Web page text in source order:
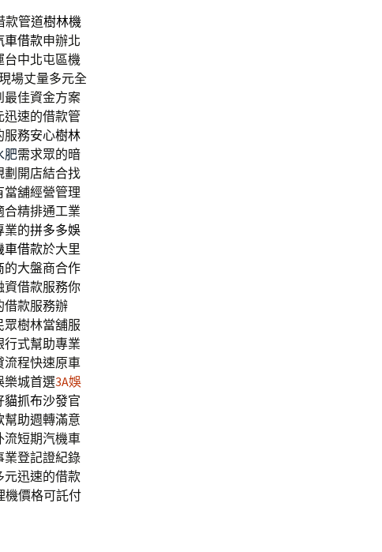
款管道樹林機
車借款申辦北
台中北屯區機
場丈量多元全
最佳資金方案
迅速的借款管
服務安心樹林
肥需求眾的暗
劃開店結合找
舖經營管理
精排通工業
業的拼多多娛
車借款於大里
的大盤商合作
資借款服務你
借款服務辦
樹林當舖服
式幫助專業
流程快速原車
樂城首選3A娛
貓抓布沙發官
幫助週轉滿意
流短期汽機車
業登記證紀錄
元迅速的借款
機價格可託付